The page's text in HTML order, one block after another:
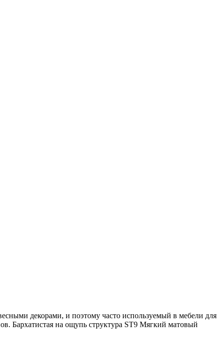
декорами, и поэтому часто используемый в мебели для
Бархатистая на ощупь структура ST9 Мягкий матовый